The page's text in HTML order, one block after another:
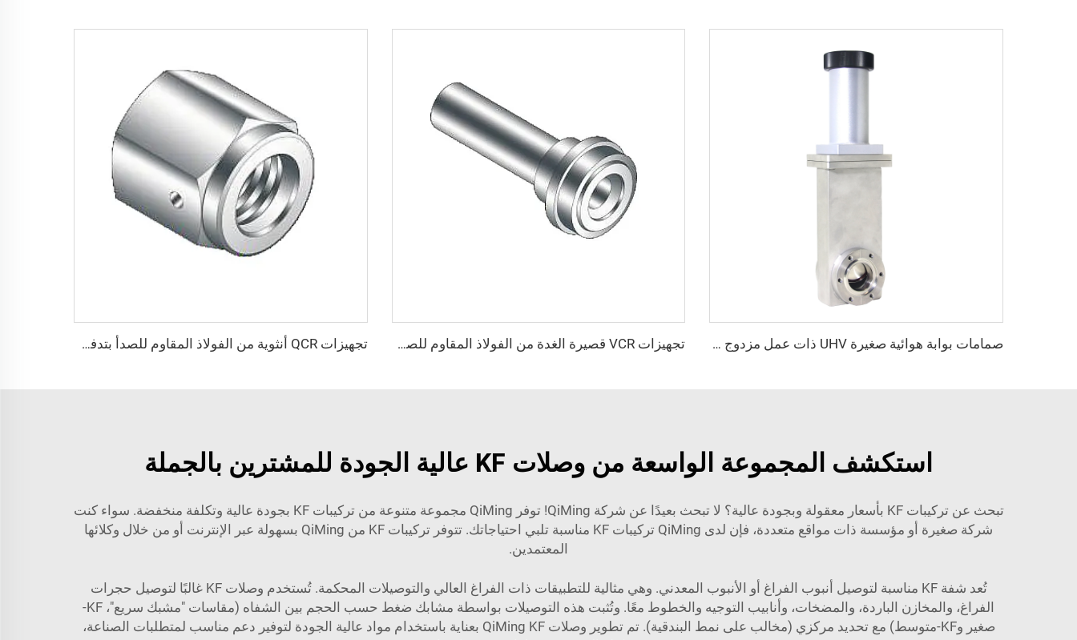
صمامات بوابة هوائية صغيرة UHV ذات عمل مزدوج مع فلنج CF من الفولاذ المقاوم للصدأ SS304 صمامات فراغ CF35/CF50 تشغيل سلس تجهيزات VCR قصيرة الغدة من الفولاذ المقاوم للصدأ SS316L بنقاء عالي جدًا، تجهيزات QCR من الفولاذ المقاوم للصدأ، ختم BA/EP تجهيزات QCR أنثوية من الفولاذ المقاوم للصدأ بتدفق عالٍ، تجهيزات فراغية VCR عالية النقاء من نوع SS316L، صامولة أنثوية مع منفذ اختبار التسرب BA/EP
استكشف المجموعة الواسعة من وصلات KF عالية الجودة للمشترين بالجملة
تبحث عن تركيبات KF بأسعار معقولة وبجودة عالية؟ لا تبحث بعيدًا عن شركة QiMing! توفر QiMing مجموعة متنوعة من تركيبات KF بجودة عالية وتكلفة منخفضة. سواء كنت
شركة صغيرة أو مؤسسة ذات مواقع متعددة، فإن لدى QiMing تركيبات KF مناسبة تلبي احتياجاتك. تتوفر تركيبات KF من QiMing بسهولة عبر الإنترنت أو من خلال وكلائها
المعتمدين.
تُعد شفة KF مناسبة لتوصيل أنبوب الفراغ أو الأنبوب المعدني. وهي مثالية للتطبيقات ذات الفراغ العالي والتوصيلات المحكمة. تُستخدم وصلات KF غالبًا لتوصيل حجرات
الفراغ، والمخازن الباردة، والمضخات، وأنابيب التوجيه والخطوط معًا. وتُثبت هذه التوصيلات بواسطة مشابك ضغط حسب الحجم بين الشفاه (مقاسات "مشبك سريع"، KF-
صغير وKF-متوسط) مع تحديد مركزي (مخالب على نمط البندقية). تم تطوير وصلات QiMing KF بعناية باستخدام مواد عالية الجودة لتوفير دعم مناسب لمتطلبات الصناعة،